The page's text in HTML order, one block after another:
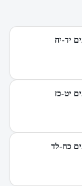
יד-יח
יט-כז
כח-לד